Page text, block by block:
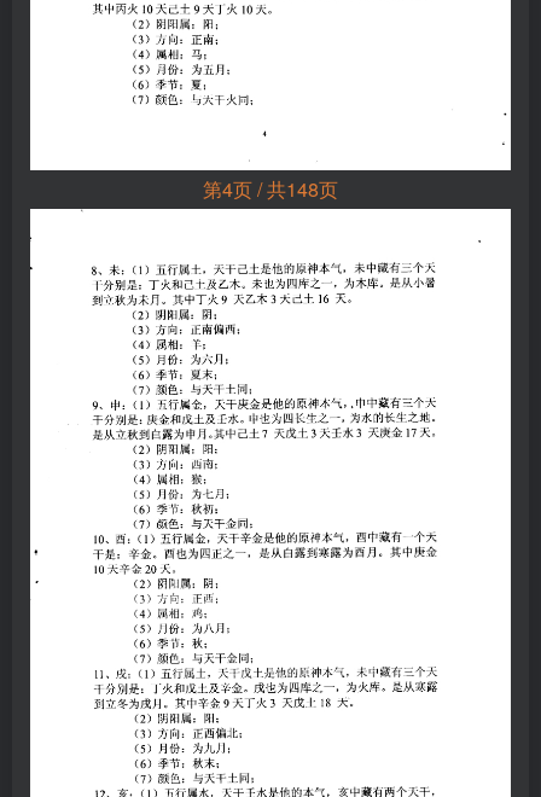
第4页 / 共148页